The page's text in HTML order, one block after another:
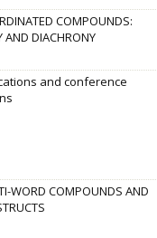
COMPOUNDS:
AND DIACHRONY
and conference
WORD COMPOUNDS AND